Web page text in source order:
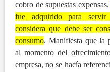
cobro de supuestas expensas.
fue adquirido para
considera que debe ser
consumo. Manifiesta que la
al momento del
empresa, no se hacía